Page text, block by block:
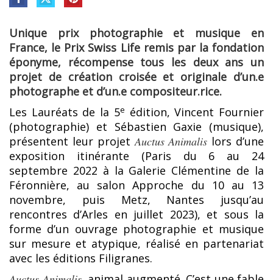
Unique prix photographie et musique en
France, le Prix Swiss Life remis par la fondation
éponyme, récompense tous les deux ans un
projet de création croisée et originale d’un.e
photographe et d’un.e compositeur.rice.
Les Lauréats de la 5e édition, Vincent Fournier
(photographie) et Sébastien Gaxie (musique),
présentent leur projet Auctus Animalis lors d’une
exposition itinérante (Paris du 6 au 24
septembre 2022 à la Galerie Clémentine de la
Féronnière, au salon Approche du 10 au 13
novembre, puis Metz, Nantes jusqu’au
rencontres d’Arles en juillet 2023), et sous la
forme d’un ouvrage photographie et musique
sur mesure et atypique, réalisé en partenariat
avec les éditions Filigranes.